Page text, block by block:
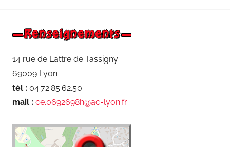
14 rue de Lattre de Tassigny
69009 Lyon
tél : 04.72.85.62.50
mail : ce.0692698h@ac-lyon.fr